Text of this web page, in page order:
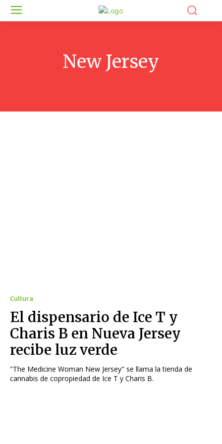
New Jersey
Cultura
El dispensario de Ice T y
Charis B en Nueva Jersey
recibe luz verde
"The Medicine Woman New Jersey" se llama la tienda de
cannabis de copropiedad de Ice T y Charis B.